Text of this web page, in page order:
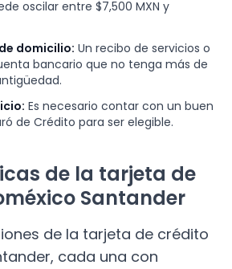
oscilar entre $7,500 MXN y
domicilio: Un recibo de servicios o
bancario que no tenga más de
Es necesario contar con un buen
de Crédito para ser elegible.
de la tarjeta de
Santander
de la tarjeta de crédito
cada una con